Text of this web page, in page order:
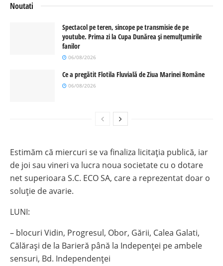
Noutati
Spectacol pe teren, sincope pe transmisie de pe
youtube. Prima zi la Cupa Dunărea și nemulțumirile
fanilor
06/08/2026
Ce a pregătit Flotila Fluvială de Ziua Marinei Române
06/08/2026
Estimăm că miercuri se va finaliza licitația publică, iar
de joi sau vineri va lucra noua societate cu o dotare
net superioara S.C. ECO SA, care a reprezentat doar o
soluție de avarie.
LUNI:
– blocuri Vidin, Progresul, Obor, Gării, Calea Galati,
Călărași de la Barieră până la Indepenței pe ambele
sensuri, Bd. Independenței